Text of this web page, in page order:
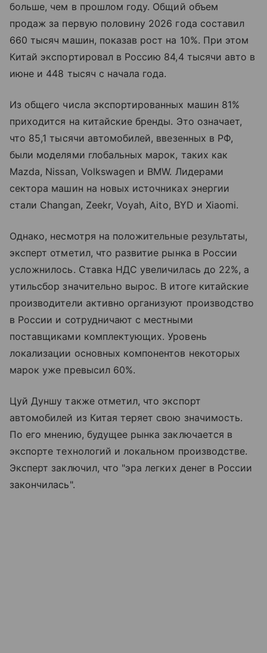
больше, чем в прошлом году. Общий объем
продаж за первую половину 2026 года составил
660 тысяч машин, показав рост на 10%. При этом
Китай экспортировал в Россию 84,4 тысячи авто в
июне и 448 тысяч с начала года.
Из общего числа экспортированных машин 81%
приходится на китайские бренды. Это означает,
что 85,1 тысячи автомобилей, ввезенных в РФ,
были моделями глобальных марок, таких как
Mazda, Nissan, Volkswagen и BMW. Лидерами
сектора машин на новых источниках энергии
стали Changan, Zeekr, Voyah, Aito, BYD и Xiaomi.
Однако, несмотря на положительные результаты,
эксперт отметил, что развитие рынка в России
усложнилось. Ставка НДС увеличилась до 22%, а
утильсбор значительно вырос. В итоге китайские
производители активно организуют производство
в России и сотрудничают с местными
поставщиками комплектующих. Уровень
локализации основных компонентов некоторых
марок уже превысил 60%.
Цуй Дуншу также отметил, что экспорт
автомобилей из Китая теряет свою значимость.
По его мнению, будущее рынка заключается в
экспорте технологий и локальном производстве.
Эксперт заключил, что "эра легких денег в России
закончилась".